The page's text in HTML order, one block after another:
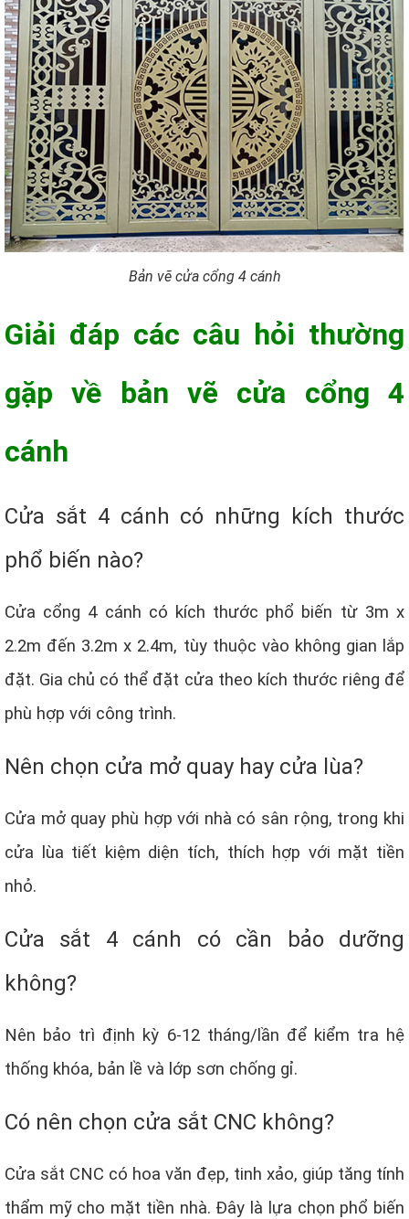
Bản vẽ cửa cổng 4 cánh
Giải đáp các câu hỏi thường
gặp về bản vẽ cửa cổng 4
cánh
Cửa sắt 4 cánh có những kích thước
phổ biến nào?
Cửa cổng 4 cánh có kích thước phổ biến từ 3m x
2.2m đến 3.2m x 2.4m, tùy thuộc vào không gian lắp
đặt. Gia chủ có thể đặt cửa theo kích thước riêng để
phù hợp với công trình.
Nên chọn cửa mở quay hay cửa lùa?
Cửa mở quay phù hợp với nhà có sân rộng, trong khi
cửa lùa tiết kiệm diện tích, thích hợp với mặt tiền
nhỏ.
Cửa sắt 4 cánh có cần bảo dưỡng
không?
Nên bảo trì định kỳ 6-12 tháng/lần để kiểm tra hệ
thống khóa, bản lề và lớp sơn chống gỉ.
Có nên chọn cửa sắt CNC không?
Cửa sắt CNC có hoa văn đẹp, tinh xảo, giúp tăng tính
thẩm mỹ cho mặt tiền nhà. Đây là lựa chọn phổ biến